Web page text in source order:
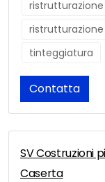
tinteggiatura
Contatta
SV Costruzioni
Caserta